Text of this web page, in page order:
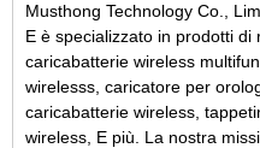
Musthong Technology Co.,
E è specializzato in prodotti di
caricabatterie wireless
wirelesss, caricatore per
caricabatterie wireless,
wireless, E più. La nostra